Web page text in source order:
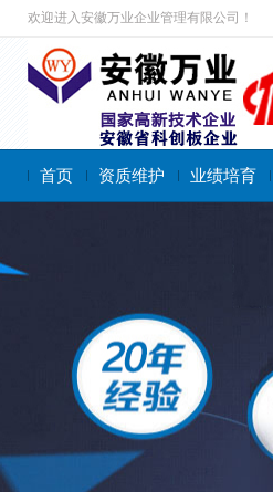
欢迎进入安徽万业企业管理有限公司！
首页 资质维护 业绩培育
搜索关键字： 施工总承包资质 专业承